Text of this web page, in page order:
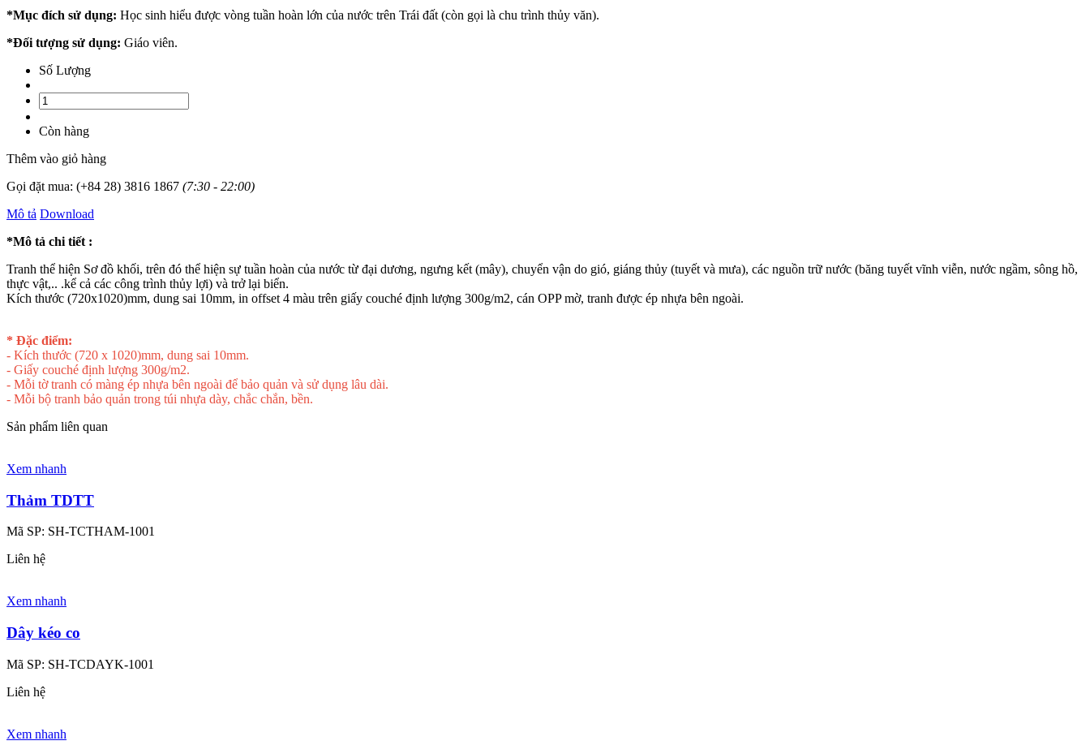
*Mục đích sử dụng: Học sinh hiểu được vòng tuần hoàn lớn của nước trên Trái đất (còn gọi là chu trình thủy văn).
*Đối tượng sử dụng: Giáo viên.
Số Lượng
Còn hàng
Thêm vào giỏ hàng
Gọi đặt mua: (+84 28) 3816 1867 (7:30 - 22:00)
Mô tả Download
*Mô tả chi tiết :
Tranh thể hiện Sơ đồ khối, trên đó thể hiện sự tuần hoàn của nước từ đại dương, ngưng kết (mây), chuyển vận do gió, giáng thủy (tuyết và mưa), các nguồn trữ nước (băng tuyết vĩnh viễn, nước ngầm, sông hồ,
thực vật,.. .kể cả các công trình thủy lợi) và trở lại biển.
Kích thước (720x1020)mm, dung sai 10mm, in offset 4 màu trên giấy couché định lượng 300g/m2, cán OPP mờ, tranh được ép nhựa bên ngoài.
* Đặc điểm:
- Kích thước (720 x 1020)mm, dung sai 10mm.
- Giấy couché định lượng 300g/m2.
- Mỗi tờ tranh có màng ép nhựa bên ngoài để bảo quản và sử dụng lâu dài.
- Mỗi bộ tranh bảo quản trong túi nhựa dày, chắc chắn, bền.
Sản phẩm liên quan
Xem nhanh
Thảm TDTT
Mã SP: SH-TCTHAM-1001
Liên hệ
Xem nhanh
Dây kéo co
Mã SP: SH-TCDAYK-1001
Liên hệ
Xem nhanh